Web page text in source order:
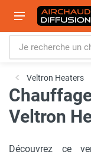
Veltron Heaters
Veltron
Découvrez ce